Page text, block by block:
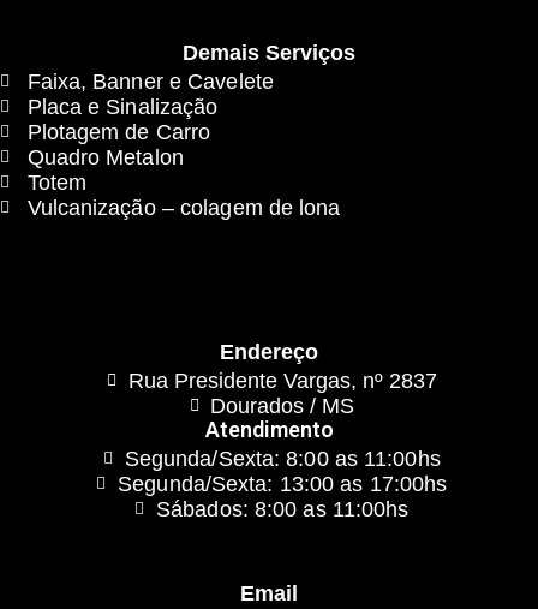
Demais Serviços
Faixa, Banner e Cavelete
Placa e Sinalização
Plotagem de Carro
Quadro Metalon
Totem
Vulcanização – colagem de lona
Endereço
Rua Presidente Vargas, nº 2837
Dourados / MS
Atendimento
Segunda/Sexta: 8:00 as 11:00hs
Segunda/Sexta: 13:00 as 17:00hs
Sábados: 8:00 as 11:00hs
Email